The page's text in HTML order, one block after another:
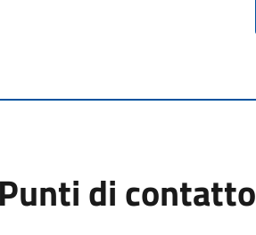
Punti di contatto